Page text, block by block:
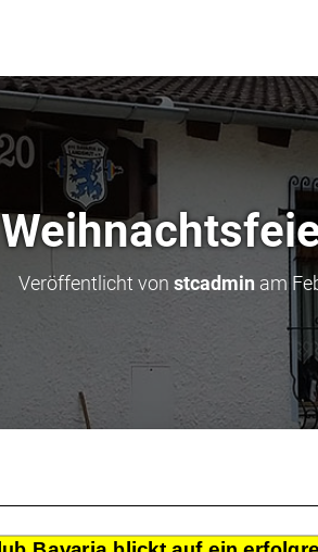
Veröffentlicht von stcadmin am